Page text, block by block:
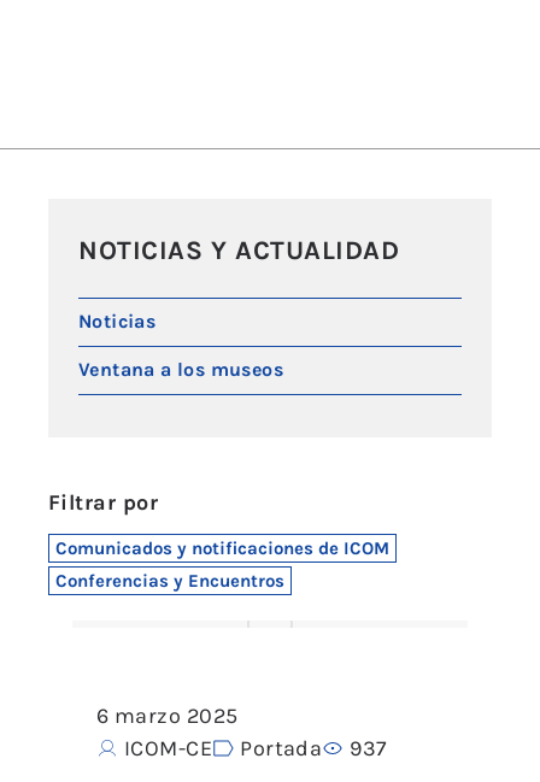
NOTICIAS Y ACTUALIDAD
Noticias
Ventana a los museos
Filtrar por
Comunicados y notificaciones de ICOM
Conferencias y Encuentros
6 marzo 2025
ICOM-CE
Portada 937